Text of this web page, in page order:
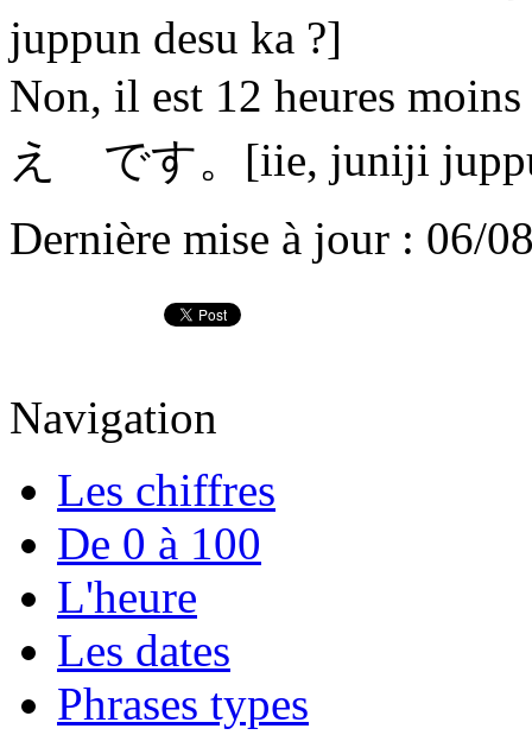
juppun desu ka ?]
Non, il est 12 heures
え です。[iie, juniji
Dernière mise à jour : 06/
Navigation
Les chiffres
De 0 à 100
L'heure
Les dates
Phrases types